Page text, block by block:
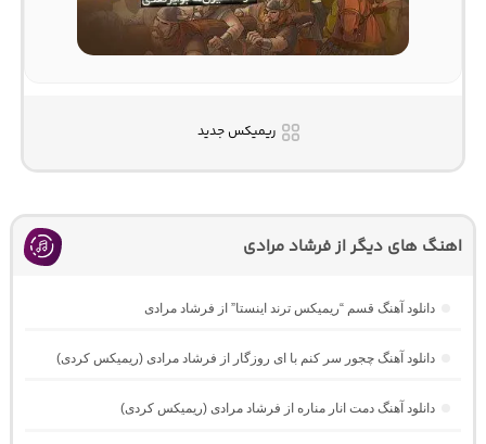
ریمیکس جدید
اهنگ های دیگر از فرشاد مرادی
دانلود آهنگ قسم “ریمیکس ترند اینستا” از فرشاد مرادی
دانلود آهنگ چجور سر کنم با ای روزگار از فرشاد مرادی (ریمیکس کردی)
دانلود آهنگ دمت انار مناره از فرشاد مرادی (ریمیکس کردی)